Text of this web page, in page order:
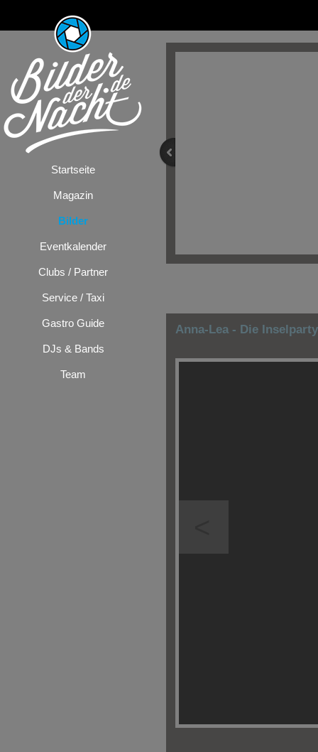
Startseite
Magazin
Bilder
Eventkalender
Clubs / Partner
Service / Taxi
Gastro Guide
DJs & Bands
Team
Anna-Lea - Die